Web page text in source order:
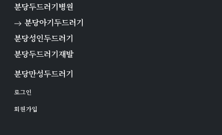
분당두드러기병원
분당아기두드러기
분당성인두드러기
분당두드러기재발
분당만성두드러기
로그인
회원가입